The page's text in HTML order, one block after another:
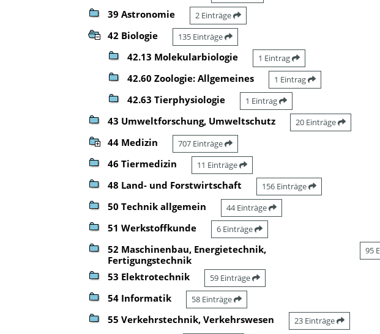
39 Astronomie 2 Einträge
42 Biologie 135 Einträge
42.13 Molekularbiologie 1 Eintrag
42.60 Zoologie: Allgemeines 1 Eintrag
42.63 Tierphysiologie 1 Eintrag
43 Umweltforschung, Umweltschutz 20 Einträge
44 Medizin 707 Einträge
46 Tiermedizin 11 Einträge
48 Land- und Forstwirtschaft 156 Einträge
50 Technik allgemein 44 Einträge
51 Werkstoffkunde 6 Einträge
52 Maschinenbau, Energietechnik,
Fertigungstechnik
95
53 Elektrotechnik 59 Einträge
54 Informatik 58 Einträge
55 Verkehrstechnik, Verkehrswesen 23 Einträge